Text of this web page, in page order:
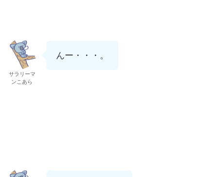
サラリーマ
ンこあら
んー・・・。